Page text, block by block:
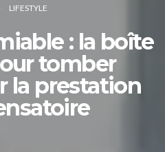
LIFESTYLE
: la boîte
tomber
la prestation